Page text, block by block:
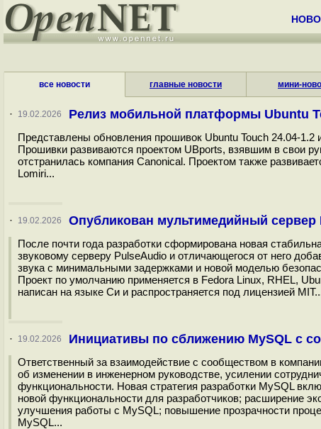
все новости главные новости мини-
· 19.02.2026 Релиз мобильной платформы Ubuntu
Представлены обновления прошивок Ubuntu Touch 24.04-1.2
Прошивки развиваются проектом UBports, взявшим в свои
отстранилась компания Canonical. Проектом также
Lomiri...
· 19.02.2026 Опубликован мультимедийный сервер
После почти года разработки сформирована новая
звуковому серверу PulseAudio и отличающегося от него
звука с минимальными задержками и новой моделью
Проект по умолчанию применяется в Fedora Linux, RHEL,
написан на языке Си и распространяется под лицензией
· 19.02.2026 Инициативы по сближению MySQL с
Ответственный за взаимодействие с сообществом в
об изменении в инженерном руководстве, усилении
функциональности. Новая стратегия разработки MySQL
новой функциональности для разработчиков; расширение
улучшения работы с MySQL; повышение прозрачности
MySQL...